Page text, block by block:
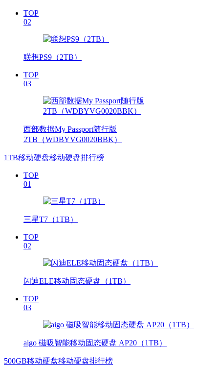
TOP
02
联想PS9（2TB）
TOP
03
西部数据My Passport随行版
2TB（WDBYVG0020BBK）
1TB移动硬盘移动硬盘排行榜
TOP
01
三星T7（1TB）
TOP
02
闪迪ELE移动固态硬盘（1TB）
TOP
03
aigo 磁吸智能移动固态硬盘 AP20（1TB）
500GB移动硬盘移动硬盘排行榜